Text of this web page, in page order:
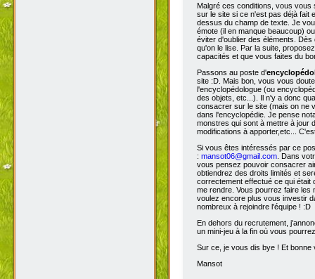
Malgré ces conditions, vous
sur le site si ce n'est pas déjà fait
dessus du champ de texte. Je
émote (il en manque beaucoup)
éviter d'oublier des éléments.
qu'on le lise. Par la suite,
capacités et que vous faites du
Passons au poste d'
site :D. Mais bon, vous vous
l'encyclopédologue (ou
des objets, etc...). Il n'y a donc
consacrer sur le site (mais on ne
dans l'encyclopédie. Je pense
monstres qui sont à mettre à jour
modifications à apporter,etc...
Si vous êtes intéressés par ce
: mansot06@gmail.com . Dans
vous pensez pouvoir consacrer
obtiendrez des droits limités et
correctement effectué ce qui
me rendre. Vous pourrez faire les
voulez encore plus vous investir
nombreux à rejoindre l'équipe ! :D
En dehors du recrutement,
un mini-jeu à la fin où vous
Sur ce, je vous dis bye ! Et bonne
Mansot